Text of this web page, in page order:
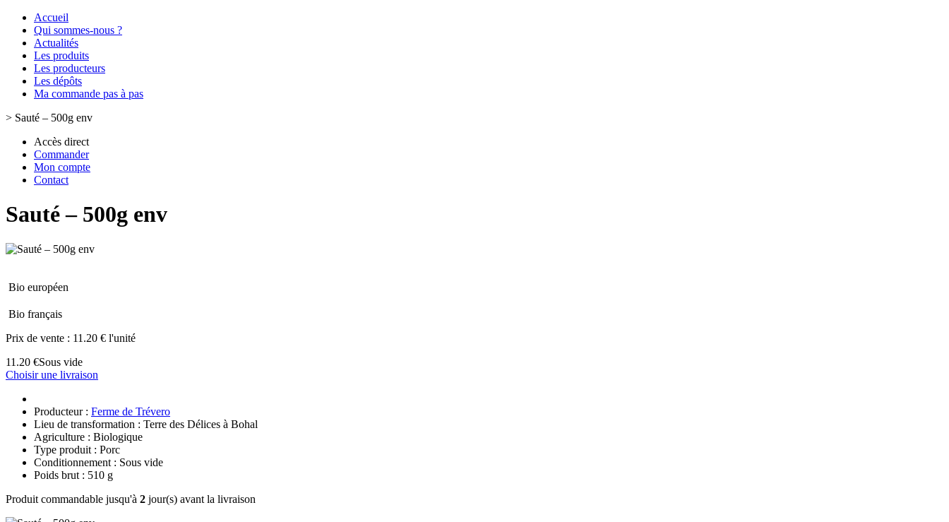
Accueil
Qui sommes-nous ?
Actualités
Les produits
Les producteurs
Les dépôts
Ma commande pas à pas
> Sauté – 500g env
Accès direct
Commander
Mon compte
Contact
Sauté – 500g env
Bio européen
Bio français
Prix de vente : 11.20 € l'unité
11.20 €Sous vide
Choisir une livraison
Producteur : Ferme de Trévero
Lieu de transformation : Terre des Délices à Bohal
Agriculture : Biologique
Type produit : Porc
Conditionnement : Sous vide
Poids brut : 510 g
Produit commandable jusqu'à 2 jour(s) avant la livraison